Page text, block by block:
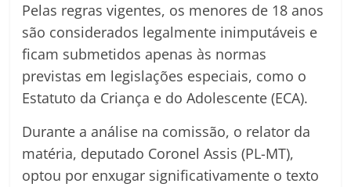
Pelas regras vigentes, os menores de 18 anos
são considerados legalmente inimputáveis e
ficam submetidos apenas às normas
previstas em legislações especiais, como o
Estatuto da Criança e do Adolescente (ECA).
Durante a análise na comissão, o relator da
matéria, deputado Coronel Assis (PL-MT),
optou por enxugar significativamente o texto